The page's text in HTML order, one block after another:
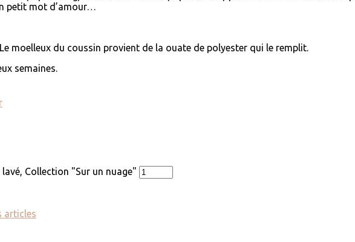
petit mot d’amour…
moelleux du coussin provient de la ouate de polyester qui le remplit.
semaines.
Collection "Sur un nuage"
articles